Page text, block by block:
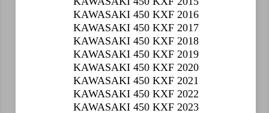
KAWASAKI 450 KXF 2016
KAWASAKI 450 KXF 2017
KAWASAKI 450 KXF 2018
KAWASAKI 450 KXF 2019
KAWASAKI 450 KXF 2020
KAWASAKI 450 KXF 2021
KAWASAKI 450 KXF 2022
KAWASAKI 450 KXF 2023